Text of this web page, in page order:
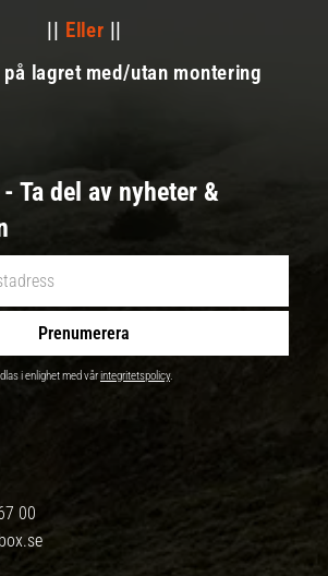
|| Eller ||
på lagret med/utan montering
Ta del av nyheter &
Prenumerera
i enlighet med vårintegritetspolicy.
00